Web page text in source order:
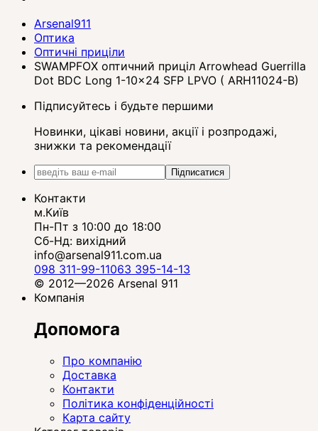
Arsenal911
Оптика
Оптичні приціли
SWAMPFOX оптичний приціл Arrowhead Guerrilla
Dot BDC Long 1-10x24 SFP LPVO ( ARH11024-B)
Підписуйтесь і будьте першими
Новинки, цікаві новини, акції і розпродажі,
знижки та рекомендації
Підписатися
Контакти
м.Київ
Пн-Пт з 10:00 до 18:00
Сб-Нд: вихідний
info@arsenal911.com.ua
098 311-99-11063 395-14-13
© 2012—2026 Arsenal 911
Компанія
Допомога
Про компанію
Доставка
Контакти
Політика конфіденційності
Карта сайту